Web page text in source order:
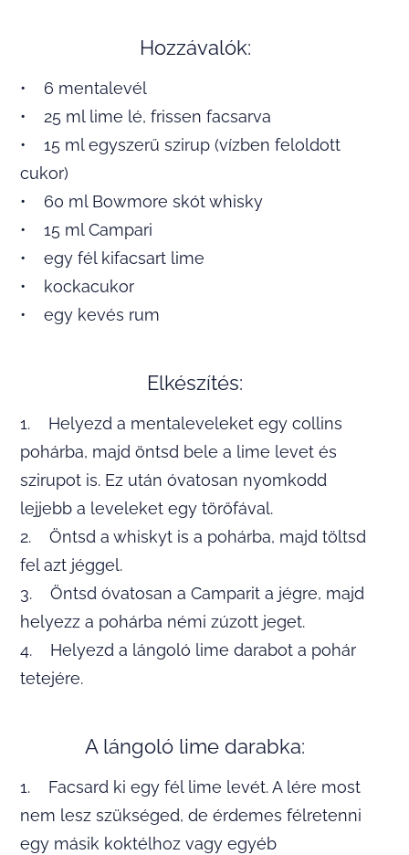
Hozzávalók:
• 6 mentalevél
• 25 ml lime lé, frissen facsarva
• 15 ml egyszerű szirup (vízben feloldott
cukor)
• 60 ml Bowmore skót whisky
• 15 ml Campari
• egy fél kifacsart lime
• kockacukor
• egy kevés rum
Elkészítés:
1. Helyezd a mentaleveleket egy collins
pohárba, majd öntsd bele a lime levet és
szirupot is. Ez után óvatosan nyomkodd
lejjebb a leveleket egy törőfával.
2. Öntsd a whiskyt is a pohárba, majd töltsd
fel azt jéggel.
3. Öntsd óvatosan a Camparit a jégre, majd
helyezz a pohárba némi zúzott jeget.
4. Helyezd a lángoló lime darabot a pohár
tetejére.
A lángoló lime darabka:
1. Facsard ki egy fél lime levét. A lére most
nem lesz szükséged, de érdemes félretenni
egy másik koktélhoz vagy egyéb